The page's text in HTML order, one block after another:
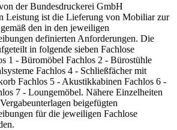
der Bundesdruckerei GmbH
Leistung ist die Lieferung von Mobiliar zur
den in den jeweiligen
definierten Anforderungen. Die
in folgende sieben Fachlose
1 - Büromöbel Fachlos 2 - Bürostühle
Fachlos 4 - Schließfächer mit
Fachlos 5 - Akustikkabinen Fachlos 6 -
7 - Loungemöbel. Nähere Einzelheiten
beigefügten
für die jeweiligen Fachlose